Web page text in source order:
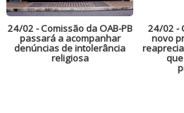
24/02 - Comissão da OAB-PB
passará a acompanhar
denúncias de intolerância
religiosa
24/02 -
novo